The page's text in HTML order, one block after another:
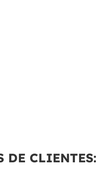
DE CLIENTES: